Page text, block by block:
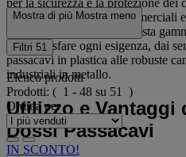
per la sicurezza e la protezione dei
in contesti industriali, commerciali
Manutan Italia offre una vasta
per soddisfare ogni esigenza, dai
passacavi in plastica alle robuste
industriali in metallo.
Utilizzo e Vantaggi
Dossi Passacavi
Mostra di più Mostra meno
Filtri 51
Elenco prodotti
Prodotti: ( 1 - 48 su 51 )
Ordina per
IN SCONTO!